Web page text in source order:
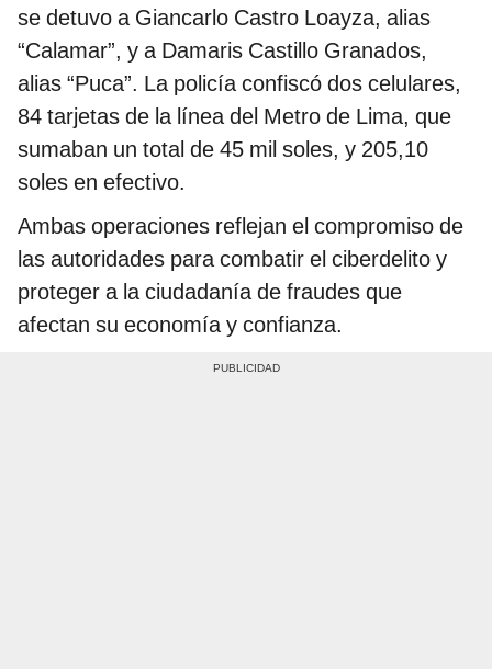
se detuvo a Giancarlo Castro Loayza, alias
“Calamar”, y a Damaris Castillo Granados,
alias “Puca”. La policía confiscó dos celulares,
84 tarjetas de la línea del Metro de Lima, que
sumaban un total de 45 mil soles, y 205,10
soles en efectivo.
Ambas operaciones reflejan el compromiso de
las autoridades para combatir el ciberdelito y
proteger a la ciudadanía de fraudes que
afectan su economía y confianza.